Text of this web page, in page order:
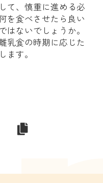
て、慎重に進める必
を食べさせたら良い
はないでしょうか。
乳食の時期に応じた
す。